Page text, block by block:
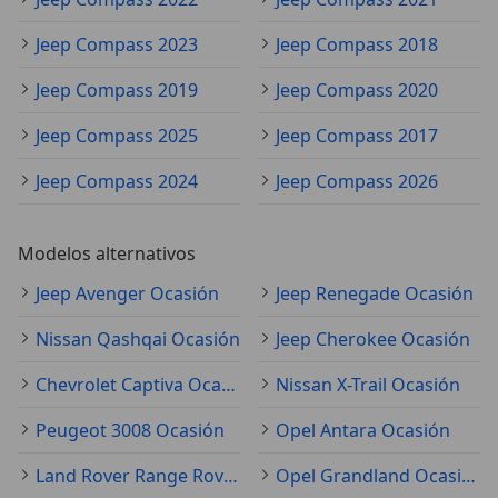
Jeep Compass 2023
Jeep Compass 2018
Jeep Compass 2019
Jeep Compass 2020
Jeep Compass 2025
Jeep Compass 2017
Jeep Compass 2024
Jeep Compass 2026
Modelos alternativos
Jeep Avenger Ocasión
Jeep Renegade Ocasión
Nissan Qashqai Ocasión
Jeep Cherokee Ocasión
Chevrolet Captiva Ocasión
Nissan X-Trail Ocasión
Peugeot 3008 Ocasión
Opel Antara Ocasión
Land Rover Range Rover Evoque Ocasión
Opel Grandland Ocasión